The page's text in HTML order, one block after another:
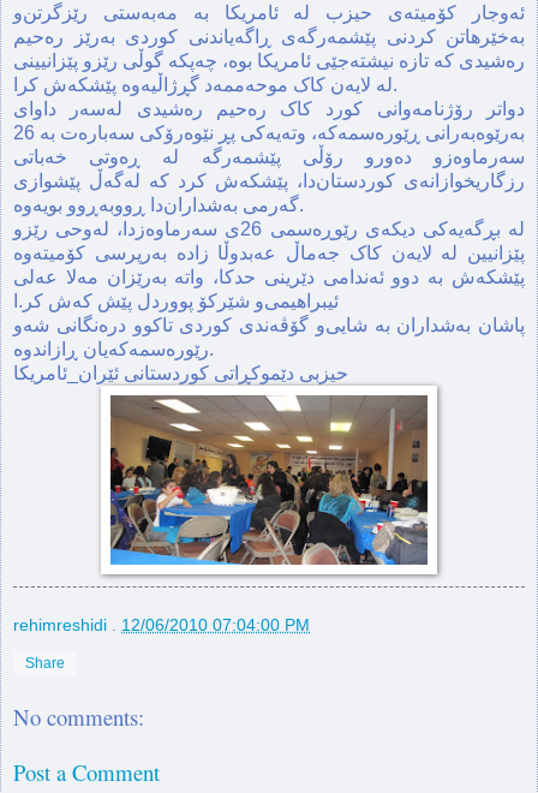
ئه‌وجار کۆمیته‌ی حیزب له‌ ئامریکا به‌ مه‌به‌ستی رێزگرتن‌و
به‌خێرهاتن کردنی پێشمه‌رگه‌ی ڕاگه‌یاندنی کوردی به‌رێز ره‌حیم
ره‌شیدی که‌ تازه‌ نیشته‌جێی ئامریکا بوه‌، چه‌پکه‌ گوڵی رێزو پێزانیینی
له‌ لایه‌ن کاک موحه‌ممه‌د گڕژاڵیه‌وه‌ پێشکه‌ش کرا.
دواتر رۆژنامه‌وانی کورد کاک ره‌حیم ره‌شیدی له‌سه‌ر داوای
به‌رێوه‌به‌رانی ڕێوره‌سمه‌که‌، وته‌یه‌کی پڕ نێوه‌رۆکی سه‌باره‌ت به‌ 26
سه‌رماوه‌زو ده‌ورو رۆڵی پێشمه‌رگه‌‌ له‌ ڕه‌وتی خه‌باتی
رزگاریخوازانه‌ی کوردستان‌دا، پێشکه‌ش کرد که‌ له‌گه‌ڵ پێشوازی
گه‌رمی به‌شداران‌دا ڕووبه‌ڕوو بویه‌وه‌.
له‌ بڕگه‌یه‌کی دیکه‌ی رێوڕه‌سمی 26ی سه‌رماوه‌زدا، له‌وحی رێزو
پێزانیین له‌ لایه‌ن کاک جه‌ماڵ عه‌بدوڵا زاده‌ به‌رپرسی کۆمیته‌وه‌
پێشکه‌ش به‌ دوو ئه‌ندامی دێرینی حدکا، واته‌ به‌رێزان مه‌لا عه‌لی
ئیبراهیمی‌و شێرکۆ پووردل‌ پێش کەش کر.ا
پاشان به‌شداران به‌ شایی‌و گۆڤه‌ندی کوردی تاکوو دره‌نگانی شه‌و
رێوره‌سمه‌که‌یان ڕازاندوه‌.
حیزبی دێموکڕاتی کوردستانی ئێران_ئامریکا
rehimreshidi 12/06/2010 07:04:00 PM
Share
No comments:
Post a Comment